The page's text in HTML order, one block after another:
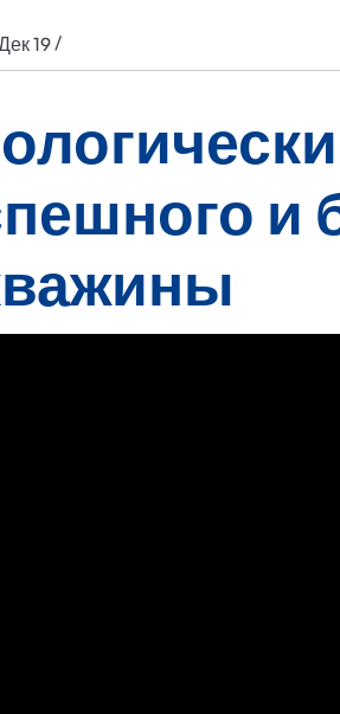
19/
и